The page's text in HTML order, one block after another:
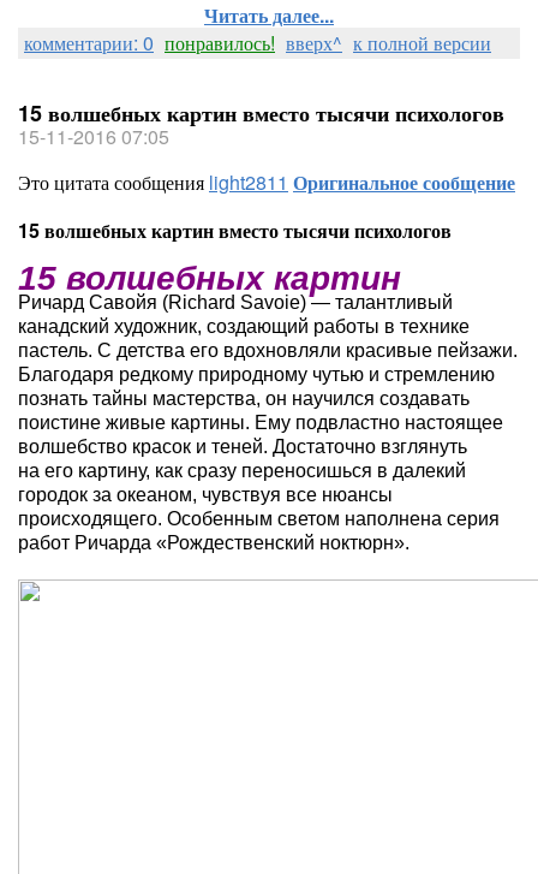
Читать далее...
комментарии: 0 понравилось! вверх^ к полной версии
15 волшебных картин вместо тысячи психологов
15-11-2016 07:05
Это цитата сообщения light2811 Оригинальное сообщение
15 волшебных картин вместо тысячи психологов
15 волшебных картин
Ричард Савойя (Richard Savoie) — талантливый
канадский художник, создающий работы в технике
пастель. С детства его вдохновляли красивые пейзажи.
Благодаря редкому природному чутью и стремлению
познать тайны мастерства, он научился создавать
поистине живые картины. Ему подвластно настоящее
волшебство красок и теней. Достаточно взглянуть
на его картину, как сразу переносишься в далекий
городок за океаном, чувствуя все нюансы
происходящего. Особенным светом наполнена серия
работ Ричарда «Рождественский ноктюрн».